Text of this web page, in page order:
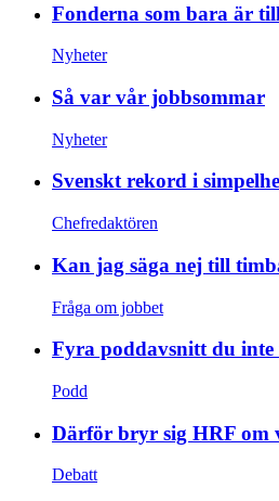
Fonderna som bara är
Nyheter
Så var vår jobbsommar
Nyheter
Svenskt rekord i
Chefredaktören
Kan jag säga nej till
Fråga om jobbet
Fyra poddavsnitt du inte
Podd
Därför bryr sig HRF om
Debatt